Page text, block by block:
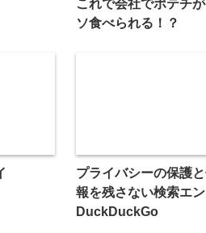
ソ食べられる！？
プライバシーの保護
報を残さない検索エ
DuckDuckGo